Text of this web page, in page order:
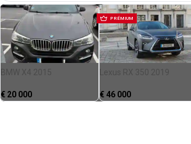
BMW X4 2015
€ 20 000
PRÉMIUM
Lexus RX 350 2019
€ 46 000